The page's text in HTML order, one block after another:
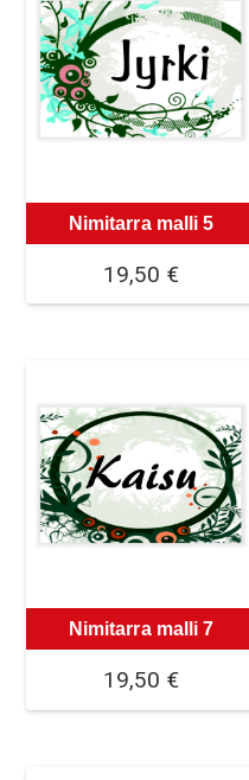
Nimitarra malli 5
19,50 €
Nimitarra malli 7
19,50 €